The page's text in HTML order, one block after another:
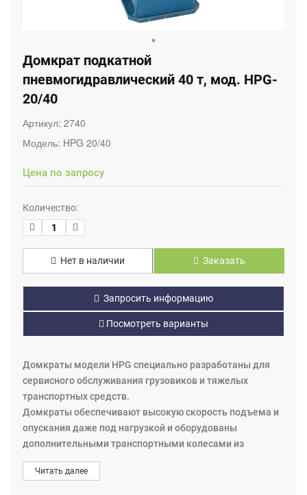
Домкрат подкатной
пневмогидравлический 40 т, мод. HPG-
20/40
Артикул: 2740
Модель: HPG 20/40
Цена по запросу
Количество:
Нет в наличии Заказать
Запросить информацию
Посмотреть варианты
Домкраты модели HPG специально разработаны для
сервисного обслуживания грузовиков и тяжелых
транспортных средств.
Домкраты обеспечивают высокую скорость подъема и
опускания даже под нагрузкой и оборудованы
дополнительными транспортными колесами из
твердого каучука. Расположение колес обеспечивает
высокую маневренность, даже в небольшом рабочем
Читать далее